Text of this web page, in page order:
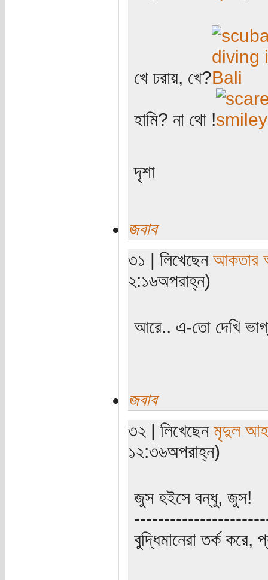
খে ঢরায়, খে?
হামি? না থো !
দৃশা
জবাব
৩১ | লিখেছেন আকতার
২:১৬অপরাহ্ন)
আরে.. এ-তো দেখি
জবাব
৩২ | লিখেছেন মৃদুল
১২:৩৬অপরাহ্ন)
জুস হইসে বন্ধু, জুস!
বুদ্ধিমানেরা তর্ক করে,